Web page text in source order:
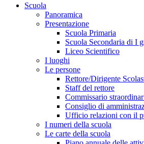
Scuola
Panoramica
Presentazione
Scuola Primaria
Scuola Secondaria di I
Liceo Scientifico
I luoghi
Le persone
Rettore/Dirigente
Staff del rettore
Commissario
Consiglio di
Ufficio relazioni con il
I numeri della scuola
Le carte della scuola